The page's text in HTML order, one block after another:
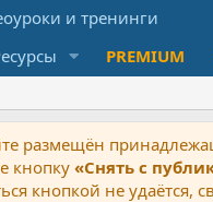
PREMIUM
размещён
кнопку «Снять с
кнопкой не удаётся,